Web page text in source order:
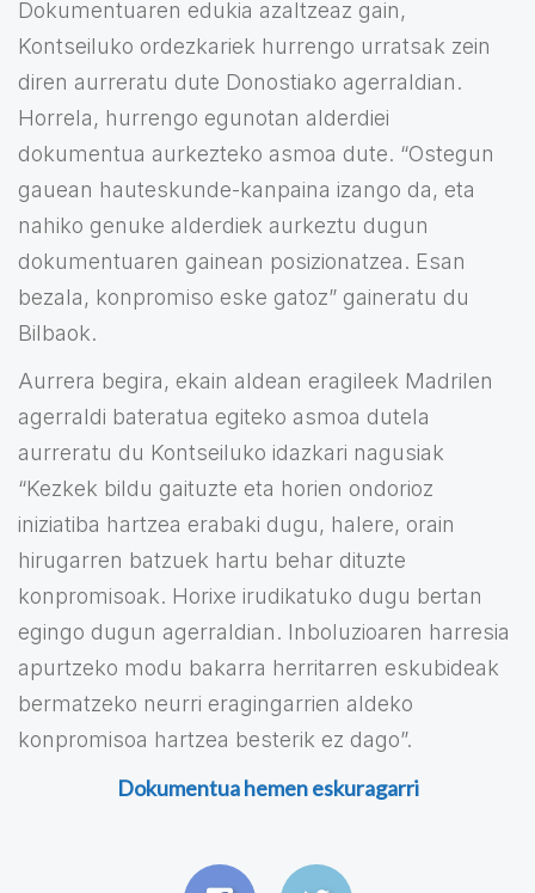
Dokumentuaren edukia azaltzeaz gain,
Kontseiluko ordezkariek hurrengo urratsak zein
diren aurreratu dute Donostiako agerraldian.
Horrela, hurrengo egunotan alderdiei
dokumentua aurkezteko asmoa dute. “Ostegun
gauean hauteskunde-kanpaina izango da, eta
nahiko genuke alderdiek aurkeztu dugun
dokumentuaren gainean posizionatzea. Esan
bezala, konpromiso eske gatoz” gaineratu du
Bilbaok.
Aurrera begira, ekain aldean eragileek Madrilen
agerraldi bateratua egiteko asmoa dutela
aurreratu du Kontseiluko idazkari nagusiak
“Kezkek bildu gaituzte eta horien ondorioz
iniziatiba hartzea erabaki dugu, halere, orain
hirugarren batzuek hartu behar dituzte
konpromisoak. Horixe irudikatuko dugu bertan
egingo dugun agerraldian. Inboluzioaren harresia
apurtzeko modu bakarra herritarren eskubideak
bermatzeko neurri eragingarrien aldeko
konpromisoa hartzea besterik ez dago”.
Dokumentua hemen eskuragarri